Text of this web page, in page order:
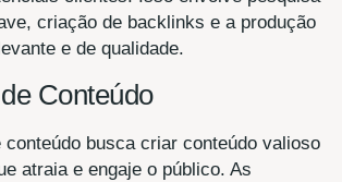
criação de backlinks e a produção
e de qualidade.
Conteúdo
conteúdo busca criar conteúdo valioso
atraia e engaje o público. As